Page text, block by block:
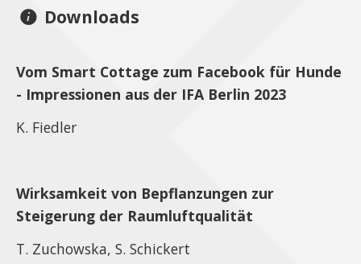
Downloads
Vom Smart Cottage zum Facebook für Hunde
- Impressionen aus der IFA Berlin 2023
K. Fiedler
Wirksamkeit von Bepflanzungen zur
Steigerung der Raumluftqualität
T. Zuchowska, S. Schickert